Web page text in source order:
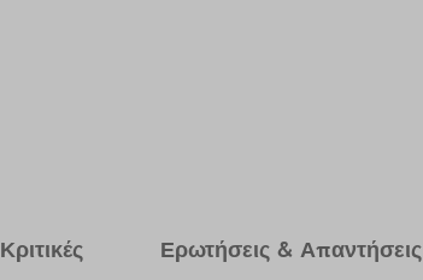
Κριτικές Ερωτήσεις & Απαντήσεις